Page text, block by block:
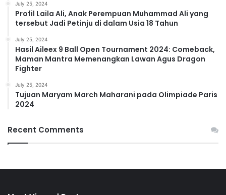
July 25, 2024
Profil Laila Ali, Anak Perempuan Muhammad Ali yang
tersebut Jadi Petinju di dalam Usia 18 Tahun
July 25, 2024
Hasil Aileex 9 Ball Open Tournament 2024: Comeback,
Maman Mantra Memenangkan Lawan Agus Dragon
Fighter
July 25, 2024
Tujuan Maryam March Maharani pada Olimpiade Paris
2024
Recent Comments